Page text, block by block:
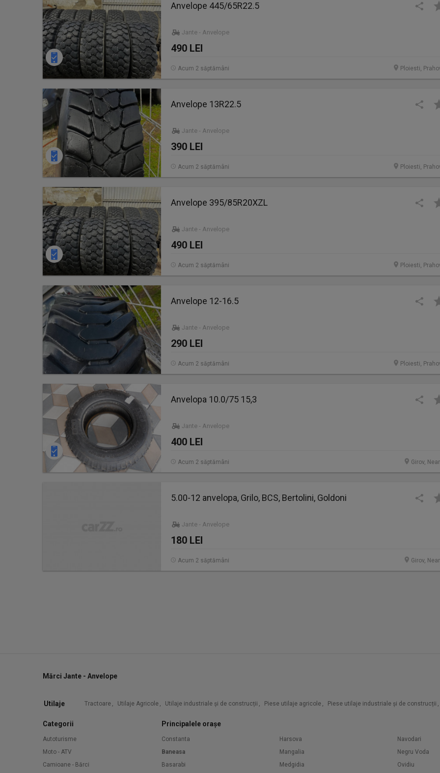
Anvelope 445/65R22.5
Jante - Anvelope
490 LEI
Ploiesti,
Acum 2 săptămâni
Anvelope 13R22.5
Jante - Anvelope
390 LEI
Ploiesti,
Acum 2 săptămâni
Anvelope 395/85R20XZL
Jante - Anvelope
490 LEI
Ploiesti,
Acum 2 săptămâni
Anvelope 12-16.5
Jante - Anvelope
290 LEI
Ploiesti,
Acum 2 săptămâni
Anvelopa 10.0/75 15,3
Jante - Anvelope
400 LEI
Girov,
Acum 2 săptămâni
5.00-12 anvelopa, Grilo, BCS, Bertolini, Goldoni
Jante - Anvelope
180 LEI
Girov,
Acum 2 săptămâni
Mărci Jante - Anvelope
Utilaje Tractoare , Utilaje Agricole , Utilaje industriale și de construcții , Piese utilaje agricole , Piese utilaje industriale și de construcții ,
Categorii
Autoturisme
Moto - ATV
Camioane - Bărci
Principalele orașe
Constanta
Baneasa
Basarabi
Harsova
Mangalia
Medgidia
Navodari
Negru Voda
Ovidiu